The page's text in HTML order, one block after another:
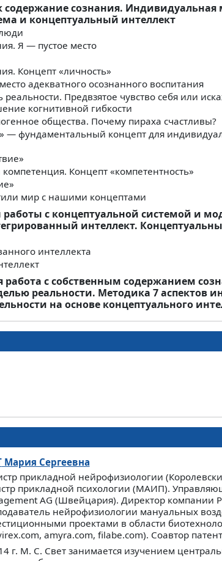
содержание сознания. Индивидуальная
и концептуальный интеллект
Я — пустое место
Концепт «личность»
адекватного осознанного воспитания
Предвзятое чувство себя или
когнитивной гибкости
общества. Почему пираха счастливы?
— фундаментальный концепт для
Концепт «компетентность»
мир с нашими концептами
с концептуальной системой и
интеллект.
интеллекта
работа с собственным содержанием
реальности. Методика 7 аспектов
на основе концептуального
Мария Сергеевна
прикладной нейрофизиологии
прикладной психологии (МАИП).
AG (Швейцария). Директор компании
нейрофизиологии мануальных
проектами в области
amyra.com, filabe.com). Соавтор
г. М. С. Свет занимается изучением